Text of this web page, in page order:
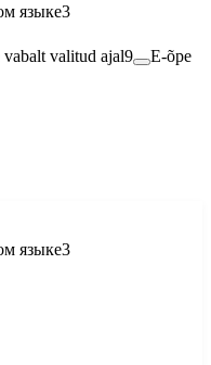
языке3
vabalt valitud ajal9
E-õpe
языке3